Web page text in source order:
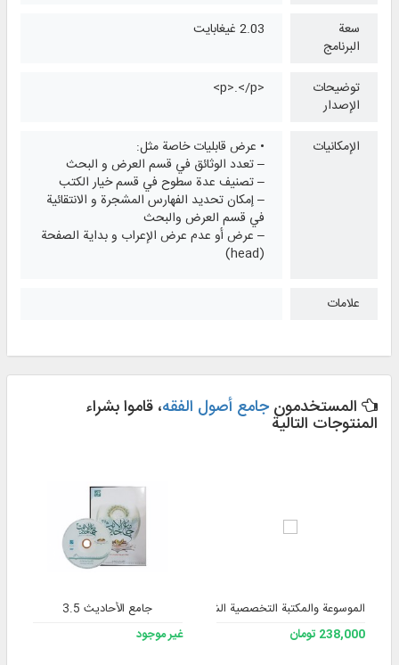
سعة
البرنامج
2.03 غيغابايت
توضيحات
الإصدار
<p>.</p>
الإمكانيات
• عرض قابليات خاصة مثل:
– تعدد الوثائق في قسم العرض و البحث
– تصنيف عدة سطوح في قسم خيار الكتب
– إمكان تحديد الفهارس المشجرة و الانتقائية
في قسم العرض والبحث
– عرض أو عدم عرض الإعراب و بداية الصفحة
(head)
علامات
المستخدمون جامع أصول الفقه، قاموا بشراء
المنتوجات التالية
الموسوعة والمكتبة التخصصية الشاملة للفقه 3
238,000 تومان
جامع الأحاديث 3.5
غير موجود